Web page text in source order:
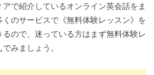
で紹介しているオンライン英会話をま
くのサービスで《無料体験レッスン》を
ので、迷っている方はまず無料体験レ
みましょう。